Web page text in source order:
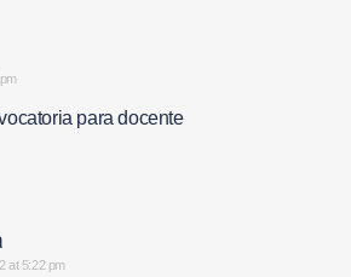
para docente
at 5:22 pm